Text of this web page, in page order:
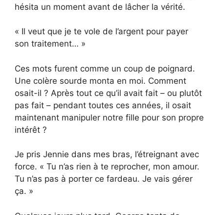
hésita un moment avant de lâcher la vérité.
« Il veut que je te vole de l’argent pour payer
son traitement… »
Ces mots furent comme un coup de poignard.
Une colère sourde monta en moi. Comment
osait-il ? Après tout ce qu’il avait fait – ou plutôt
pas fait – pendant toutes ces années, il osait
maintenant manipuler notre fille pour son propre
intérêt ?
Je pris Jennie dans mes bras, l’étreignant avec
force. « Tu n’as rien à te reprocher, mon amour.
Tu n’as pas à porter ce fardeau. Je vais gérer
ça. »